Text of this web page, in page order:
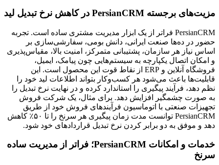
مزیت‌های برجسته PersianCRM در کاهش نرخ تبدیل لید
PersianCRM فراتر از یک ابزار مدیریت مشتری ساده است. تجربه
حضور در ده‌ها صنعت ایرانی، دانش بومی، سفارشی‌سازی بر
اساس نیاز هر سازمان، پشتیبانی متمرکز، امنیت بالا، مقیاس‌پذیری
و امکان اتصال یکپارچه به سیستم‌هایی چون پیامک، ایمیل،
فروشگاه آنلاین و ERP از نقاط قوت این محصول است. این
قابلیت‌ها باعث می‌شود هر کسب‌وکار بتواند اطلاعات لید خود را
نظم دهد، فرآیند پیگیری را استاندارد کرده و در نهایت نرخ تبدیل را
به صورت چشمگیر افزایش دهد. برای مثال، یک شرکت فروش
تجهیزات صنعتی با اتوماسیون فرآیندهای فروش خود از طریق
PersianCRM توانست مدت زمان پیگیری هر سرنخ را تا ۵۰٪ کاهش
دهد و موفق به دو برابر کردن نرخ تبدیل قراردادهای خود شود.
خدمات و امکانات PersianCRM؛ فراتر از مدیریت ساده
سرنخ